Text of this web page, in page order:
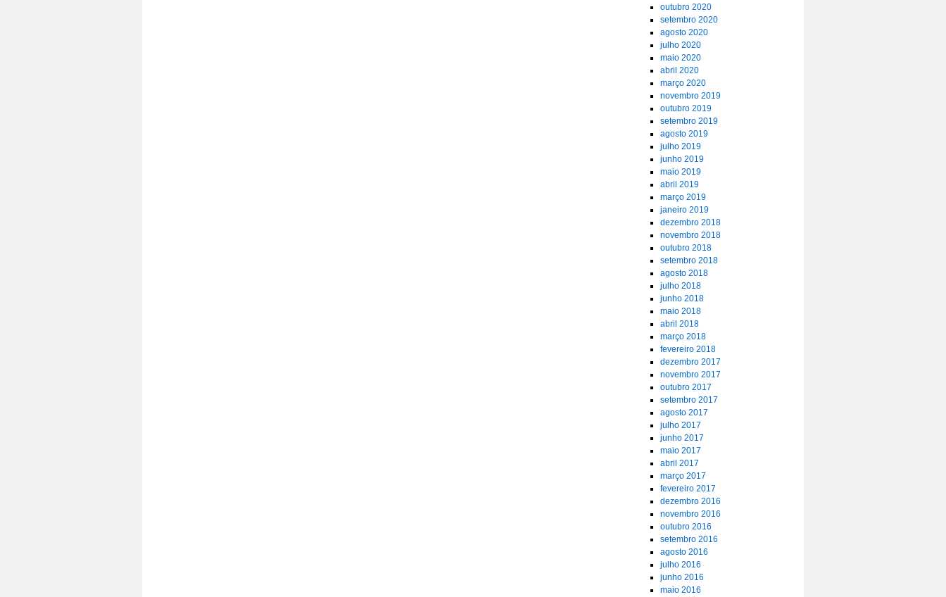
outubro 2020
setembro 2020
agosto 2020
julho 2020
maio 2020
abril 2020
março 2020
novembro 2019
outubro 2019
setembro 2019
agosto 2019
julho 2019
junho 2019
maio 2019
abril 2019
março 2019
janeiro 2019
dezembro 2018
novembro 2018
outubro 2018
setembro 2018
agosto 2018
julho 2018
junho 2018
maio 2018
abril 2018
março 2018
fevereiro 2018
dezembro 2017
novembro 2017
outubro 2017
setembro 2017
agosto 2017
julho 2017
junho 2017
maio 2017
abril 2017
março 2017
fevereiro 2017
dezembro 2016
novembro 2016
outubro 2016
setembro 2016
agosto 2016
julho 2016
junho 2016
maio 2016